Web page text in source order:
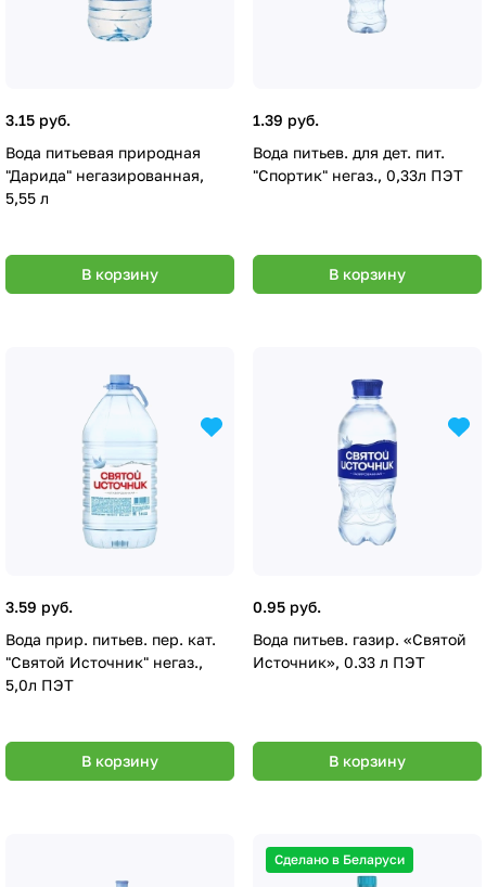
3.15 руб.
Вода питьевая природная
"Дарида" негазированная,
5,55 л
В корзину
1.39 руб.
Вода питьев. для дет. пит.
"Спортик" негаз., 0,33л ПЭТ
В корзину
3.59 руб.
Вода прир. питьев. пер. кат.
"Святой Источник" негаз.,
5,0л ПЭТ
В корзину
0.95 руб.
Вода питьев. газир. «Святой
Источник», 0.33 л ПЭТ
В корзину
Сделано в Беларуси